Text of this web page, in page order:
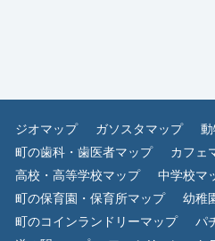
ジオマップ ガソスタマップ
町の歯科・歯医者マップ
カフェ
高校・高等学校マップ
中学校マ
町の保育園・保育所マップ
幼稚
町のコインランドリーマップ
パ